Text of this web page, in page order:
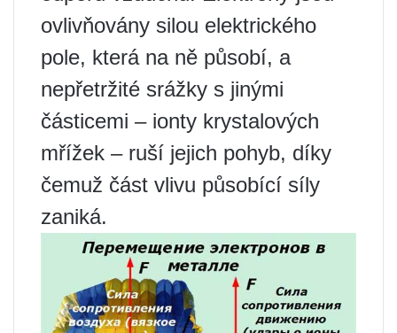
ovlivňovány silou elektrického
pole, která na ně působí, a
nepřetržité srážky s jinými
částicemi – ionty krystalových
mřížek – ruší jejich pohyb, díky
čemuž část vlivu působící síly
zaniká.